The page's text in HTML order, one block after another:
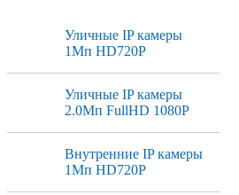
Уличные IP камеры
1Мп HD720P
Уличные IP камеры
2.0Мп FullHD 1080P
Внутренние IP камеры
1Мп HD720P